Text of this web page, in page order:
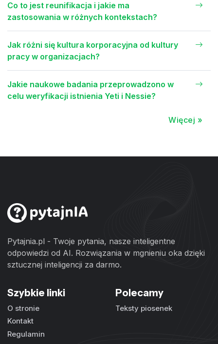
Co to jest reunifikacja i jakie ma
zastosowania w różnych kontekstach?
Jak różni się kultura korporacyjna od kultury
pracy w organizacjach?
Jakie naukowe badania przeprowadzono w
celu weryfikacji istnienia Yeti i Nessie?
Więcej »
Pytajnia.pl - Twoje pytania, nasze inteligentne
odpowiedzi od AI. Rozwiązania w mgnieniu oka dzięki
sztucznej inteligencji za darmo.
Szybkie linki
O stronie
Kontakt
Regulamin
Polecamy
Teksty piosenek